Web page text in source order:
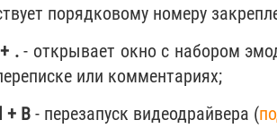
порядковому номеру
.- открывает окно с набором
или комментариях;
+ B - перезапуск видеодрайвера (